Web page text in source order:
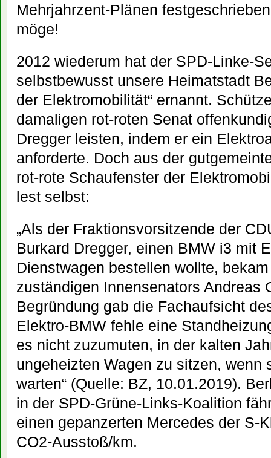
Mehrjahrzent-Plänen
möge!
2012 wiederum hat der SPD-Linke-
selbstbewusst unsere Heimatstadt
der Elektromobilität“ ernannt.
damaligen rot-roten Senat
Dregger leisten, indem er ein
anforderte. Doch aus der
rot-rote Schaufenster der
lest selbst:
„Als der Fraktionsvorsitzende der
Burkard Dregger, einen BMW i3 mit
Dienstwagen bestellen wollte,
zuständigen Innensenators Andreas
Begründung gab die Fachaufsicht
Elektro-BMW fehle eine
es nicht zuzumuten, in der kalten
ungeheizten Wagen zu sitzen, wenn
warten“ (Quelle: BZ, 10.01.2019).
in der SPD-Grüne-Links-Koalition
einen gepanzerten Mercedes der S-
CO2-Ausstoß/km.